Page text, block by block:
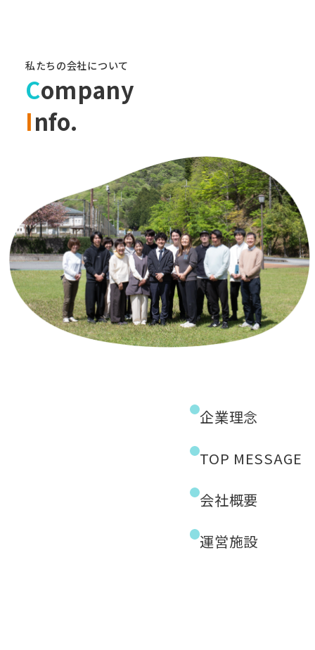
私たちの会社について
Company
Info.
企業理念
TOP MESSAGE
会社概要
運営施設